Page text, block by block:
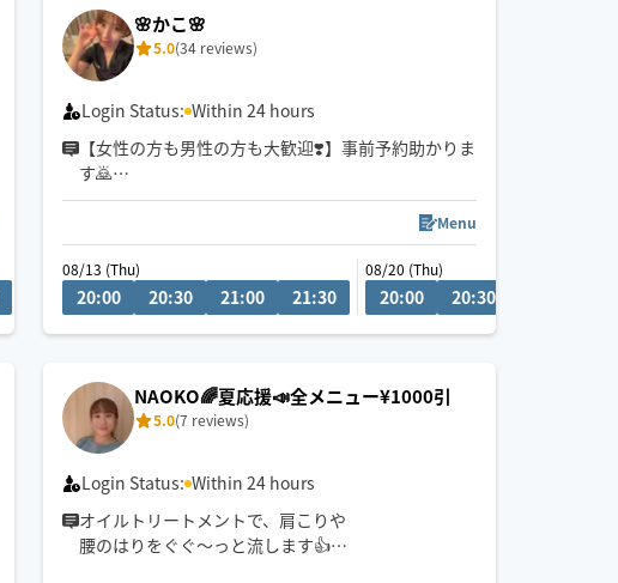
08/13 (Thu)
19:00 19:30 20:00 20:30 21:00 21:30
🌸かこ🌸
5.0(34 reviews)
Login Status: Within 24 hours
【女性の方も男性の方も大歓迎❣️】事前予約助かりま
す🙇
予約サイトで長いコースを選択できない場合は、チ
遅い時間も、可能な場合がありますので、ご相談下
さい😌
個人サロンオーナーをしています。
緑区から車で出発いたします🚗
癒されたい方、疲れてる方、ご予約お待ちしてます
ね♪
Menu
08/13 (Thu)
20:00 20:30 21:00 21:30
08/20 (Thu)
20:00 20:30
NAOKO🌈夏応援📣全メニュー¥1000引
5.0(7 reviews)
Login Status: Within 24 hours
オイルトリートメントで、肩こりや
腰のはりをぐぐ〜っと流します👍️